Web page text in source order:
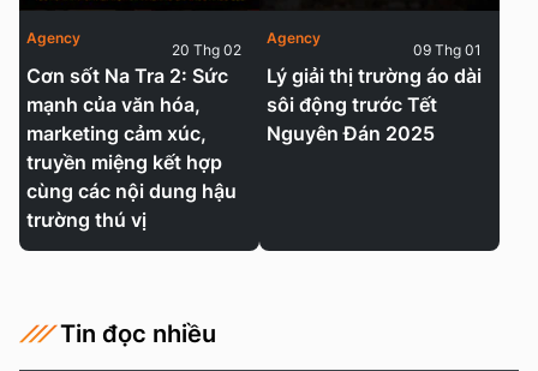
Cơn sốt Na Tra 2: Sức
mạnh của văn hóa,
marketing cảm xúc,
truyền miệng kết hợp
cùng các nội dung hậu
trường thú vị
Agency
20 Thg 02
Lý giải thị trường áo dài
sôi động trước Tết
Nguyên Đán 2025
Agency
09 Thg 01
Tin đọc nhiều